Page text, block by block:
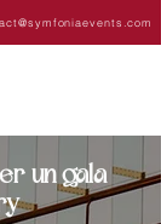
un gala